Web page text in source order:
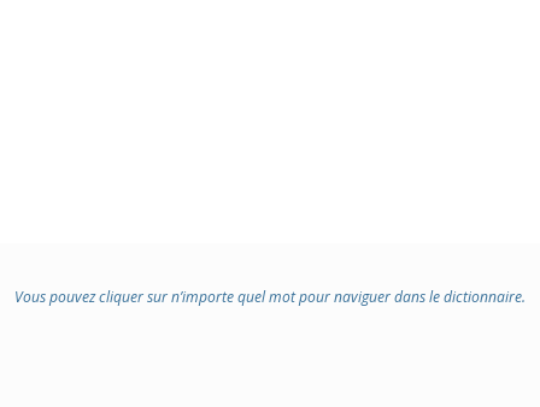
Vous pouvez cliquer sur n’importe quel mot pour naviguer dans le dictionnaire.